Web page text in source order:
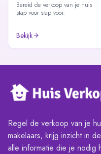
Bereid de verkoop van je huis
stap voor stap voor.
Bekijk
Regel de verkoop van je
makelaars, krijg inzicht in
alle informatie die je nodig